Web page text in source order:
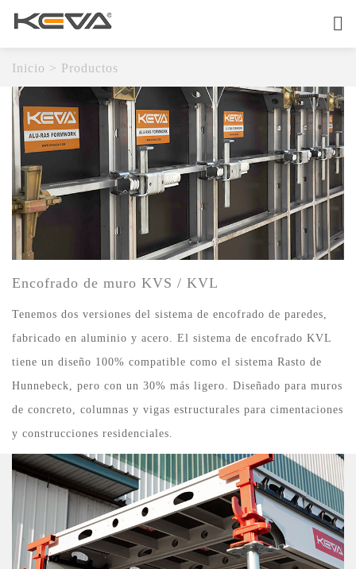
Productos
Servicio De OEM
Calidad
Contáctenos
Inicio > Productos
Encofrado de muro KVS / KVL
Tenemos dos versiones del sistema de encofrado de paredes,
fabricado en aluminio y acero. El sistema de encofrado KVL
tiene un diseño 100% compatible como el sistema Rasto de
Hunnebeck, pero con un 30% más ligero. Diseñado para muros
de concreto, columnas y vigas estructurales para cimentaciones
y construcciones residenciales.